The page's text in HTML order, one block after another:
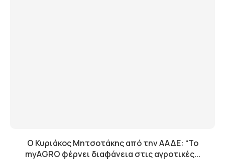
Ο Κυριάκος Μητσοτάκης από την ΑΑΔΕ: “Το
myAGRO φέρνει διαφάνεια στις αγροτικές...